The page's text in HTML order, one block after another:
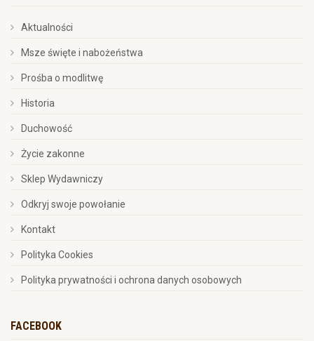
Aktualności
Msze święte i nabożeństwa
Prośba o modlitwę
Historia
Duchowość
Życie zakonne
Sklep Wydawniczy
Odkryj swoje powołanie
Kontakt
Polityka Cookies
Polityka prywatności i ochrona danych osobowych
FACEBOOK